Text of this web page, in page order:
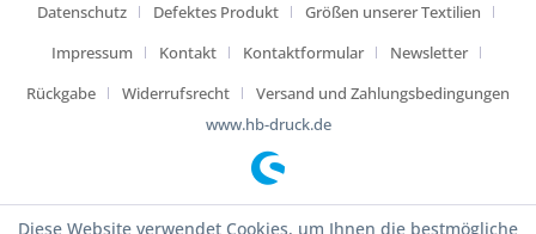
Datenschutz
Defektes Produkt
Größen unserer Textilien
Impressum
Kontakt Kontaktformular
Newsletter
Rückgabe
Widerrufsrecht
Versand und Zahlungsbedingungen
www.hb-druck.de
Diese Website verwendet Cookies, um Ihnen die bestmögliche